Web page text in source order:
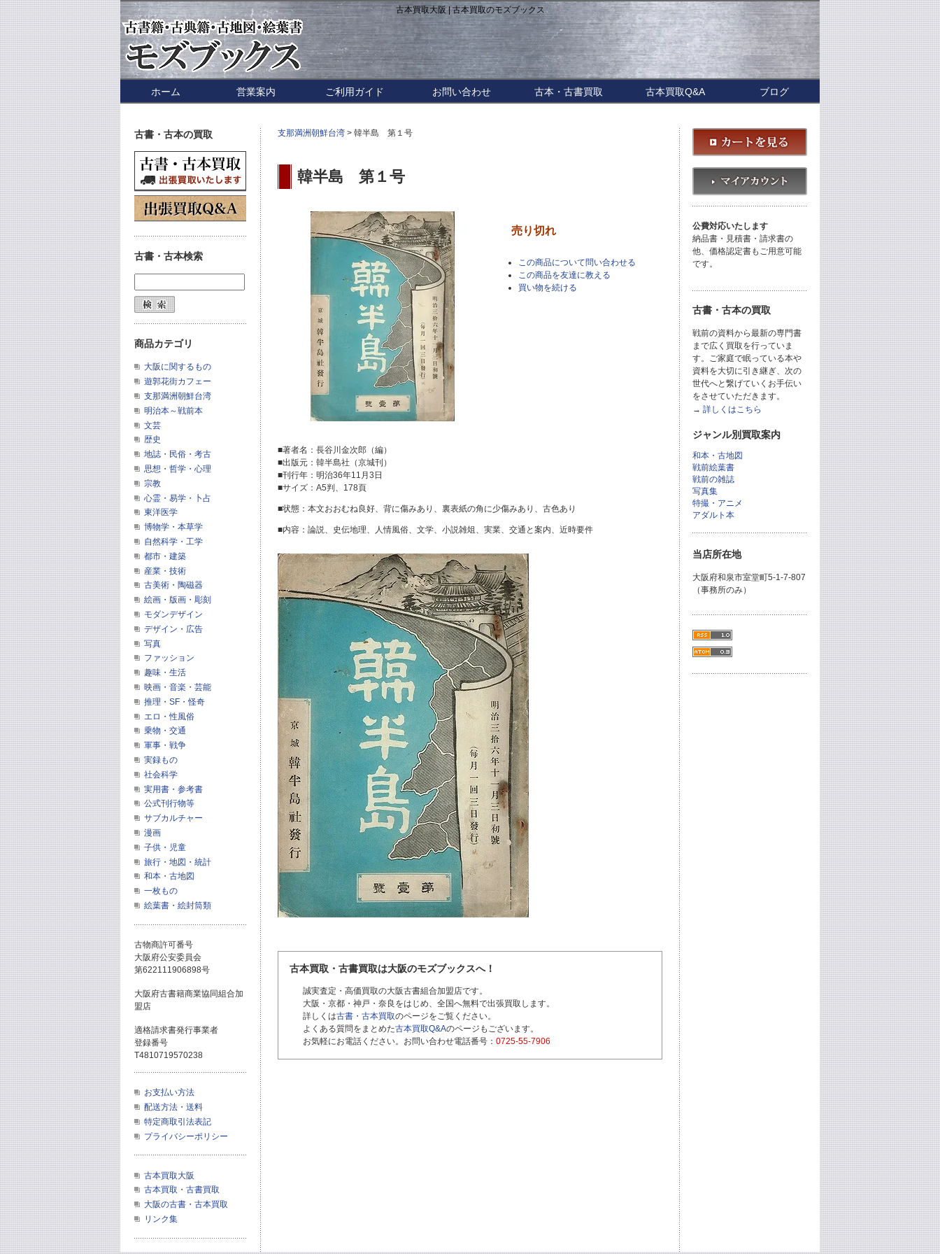
古本買取大阪 | 古本買取のモズブックス
ホーム 営業案内 ご利用ガイド お問い合わせ 古本・古書買取 古本買取Q&A ブログ
支那満洲朝鮮台湾 > 韓半島 第１号
韓半島 第１号
売り切れ
この商品について問い合わせる
この商品を友達に教える
買い物を続ける
■著者名：長谷川金次郎（編）
■出版元：韓半島社（京城刊）
■刊行年：明治36年11月3日
■サイズ：A5判、178頁
■状態：本文おおむね良好、背に傷みあり、裏表紙の角に少傷みあり、古色あり
■内容：論説、史伝地理、人情風俗、文学、小説雑俎、実業、交通と案内、近時要件
古本買取・古書買取は大阪のモズブックスへ！
誠実査定・高価買取の大阪古書組合加盟店です。
大阪・京都・神戸・奈良をはじめ、全国へ無料で出張買取します。
詳しくは古書・古本買取のページをご覧ください。
よくある質問をまとめた古本買取Q&Aのページもございます。
お気軽にお電話ください。お問い合わせ電話番号： 0725-55-7906
古書・古本の買取
古書・古本検索
商品カテゴリ
大阪に関するもの
遊郭花街カフェー
支那満洲朝鮮台湾
明治本～戦前本
文芸
歴史
地誌・民俗・考古
思想・哲学・心理
宗教
心霊・易学・卜占
東洋医学
博物学・本草学
自然科学・工学
都市・建築
産業・技術
古美術・陶磁器
絵画・版画・彫刻
モダンデザイン
デザイン・広告
写真
ファッション
趣味・生活
映画・音楽・芸能
推理・SF・怪奇
エロ・性風俗
乗物・交通
軍事・戦争
実録もの
社会科学
実用書・参考書
公式刊行物等
サブカルチャー
漫画
子供・児童
旅行・地図・統計
和本・古地図
一枚もの
絵葉書・絵封筒類
古物商許可番号
大阪府公安委員会
第622111906898号
大阪府古書籍商業協同組合加
盟店
適格請求書発行事業者
登録番号
T4810719570238
お支払い方法
配送方法・送料
特定商取引法表記
プライバシーポリシー
古本買取大阪
古本買取・古書買取
大阪の古書・古本買取
リンク集
公費対応いたします
納品書・見積書・請求書の
他、価格認定書もご用意可能
です。
古書・古本の買取
戦前の資料から最新の専門書
まで広く買取を行っていま
す。ご家庭で眠っている本や
資料を大切に引き継ぎ、次の
世代へと繋げていくお手伝い
をさせていただきます。
→ 詳しくはこちら
ジャンル別買取案内
和本・古地図
戦前絵葉書
戦前の雑誌
写真集
特撮・アニメ
アダルト本
当店所在地
大阪府和泉市室堂町5-1-7-807
（事務所のみ）